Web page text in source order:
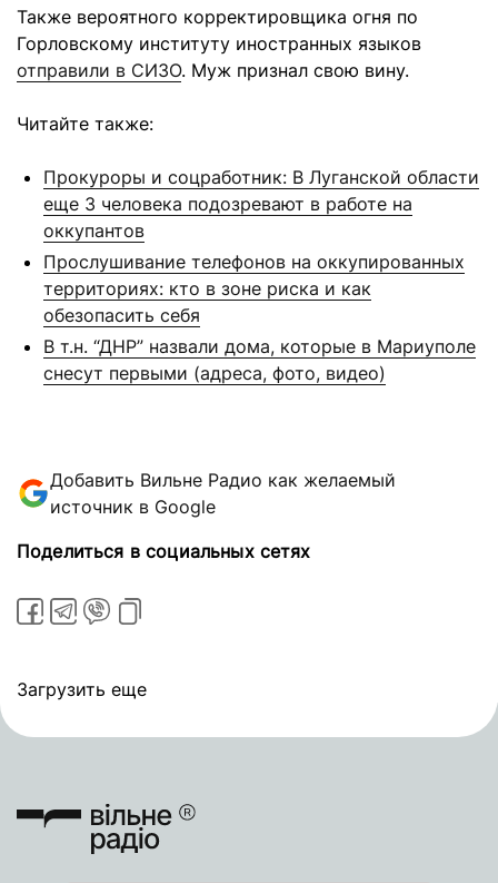
Также вероятного корректировщика огня по
Горловскому институту иностранных языков
отправили в СИЗО. Муж признал свою вину.
Читайте также:
Прокуроры и соцработник: В Луганской области
еще 3 человека подозревают в работе на
оккупантов
Прослушивание телефонов на оккупированных
территориях: кто в зоне риска и как
обезопасить себя
В т.н. “ДНР” назвали дома, которые в Мариуполе
снесут первыми (адреса, фото, видео)
Добавить Вильне Радио как желаемый
источник в Google
Поделиться в социальных сетях
Загрузить еще